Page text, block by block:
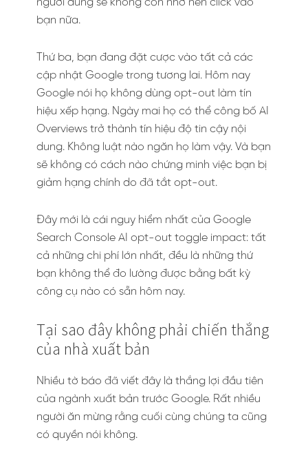
bạn nữa.
Thứ ba, bạn đang đặt cược vào tất cả các
cập nhật Google trong tương lai. Hôm nay
Google nói họ không dùng opt-out làm tín
hiệu xếp hạng. Ngày mai họ có thể công bố AI
Overviews trở thành tín hiệu độ tin cậy nội
dung. Không luật nào ngăn họ làm vậy. Và bạn
sẽ không có cách nào chứng minh việc bạn bị
giảm hạng chính do đã tắt opt-out.
Đây mới là cái nguy hiểm nhất của Google
Search Console AI opt-out toggle impact: tất
cả những chi phí lớn nhất, đều là những thứ
bạn không thể đo lường được bằng bất kỳ
công cụ nào có sẵn hôm nay.
Tại sao đây không phải chiến thắng
của nhà xuất bản
Nhiều tờ báo đã viết đây là thắng lợi đầu tiên
của ngành xuất bản trước Google. Rất nhiều
người ăn mừng rằng cuối cùng chúng ta cũng
có quyền nói không.